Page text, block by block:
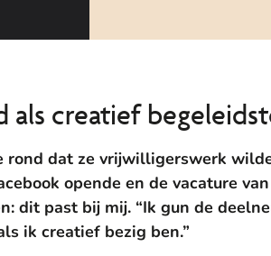
als creatief
dat ze vrijwilligerswerk
opende en de vacature
dit past bij mij. “Ik gun de
ik creatief bezig ben.”